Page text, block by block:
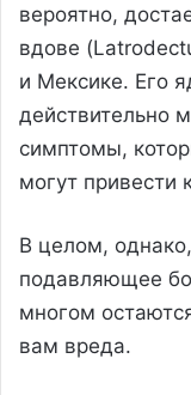
вероятно,
вдове
и Мексике. Его
действительно
симптомы,
могут привести
В целом,
подавляющее
многом
вам вреда.